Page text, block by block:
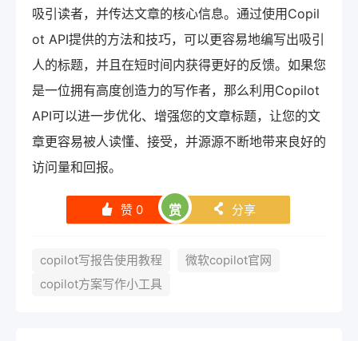
吸引读者，并传达文章的核心信息。通过使用Copil
ot API提供的方法和技巧，可以更容易地编写出吸引
人的标题，并且在短时间内获得更好的反馈。如果您
是一位拥有高度创造力的写作者，那么利用Copilot
API可以进一步优化、增强您的文章标题，让您的文
章更容易被人读懂、接受，并源源不断地带来良好的
访问量和回报。
󰄼 赞 0 赏 󰄯 分享
copilot写报告使用教程
微软copilot官网
copilot方案写作小工具